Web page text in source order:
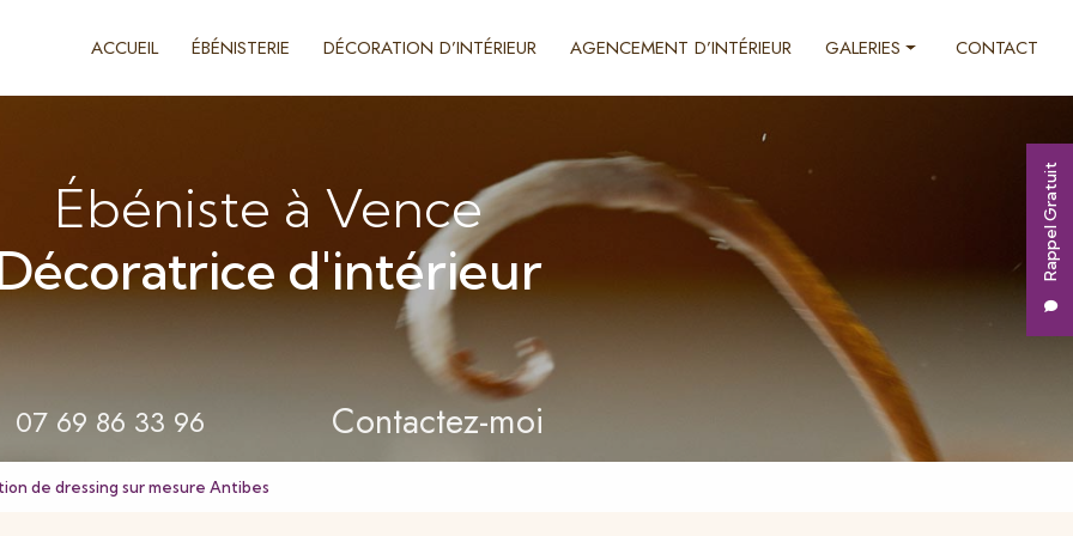
Rappel Gratuit
ACCUEIL ÉBÉNISTERIE DÉCORATION D’INTÉRIEUR AGENCEMENT D’INTÉRIEUR GALERIES CONTACT
Ébéniste à Vence
d'intérieur
07 69 86 33 96 Contactez-moi
de dressing sur mesure Antibes